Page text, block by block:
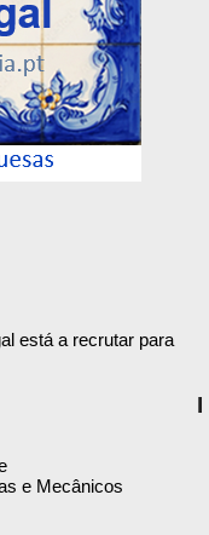
está a recrutar para
e Mecânicos
I